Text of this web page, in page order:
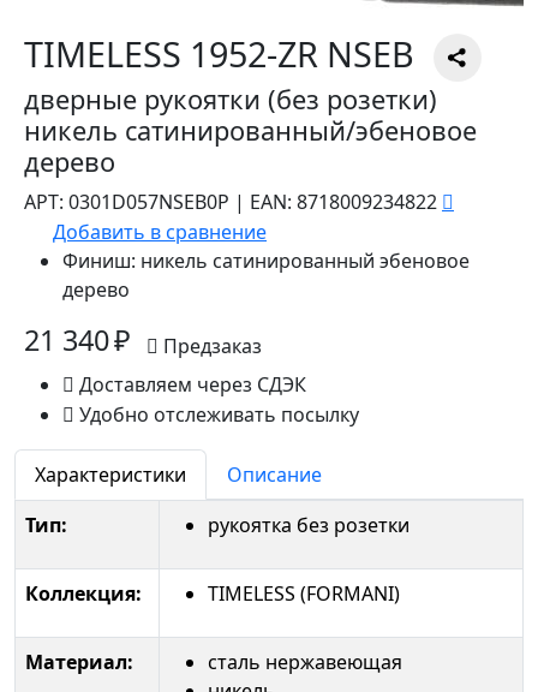
TIMELESS 1952-ZR NSEB
дверные рукоятки (без розетки)
никель сатинированный/эбеновое
дерево
АРТ: 0301D057NSEB0P | EAN: 8718009234822
Добавить в сравнение
Финиш: никель сатинированный эбеновое
дерево
21 340 ₽
Предзаказ
Доставляем через СДЭК
Удобно отслеживать посылку
Характеристики
Описание
Тип:
рукоятка без розетки
Коллекция: TIMELESS (FORMANI)
Материал:
сталь нержавеющая